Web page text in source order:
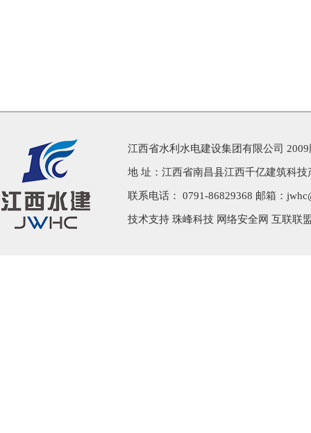
江西省水利水电建设集团有限公司
地 址：江西省南昌县江西千亿建筑科技
联系电话： 0791-86829368 邮箱：
技术支持 珠峰科技 网络安全网 互联联